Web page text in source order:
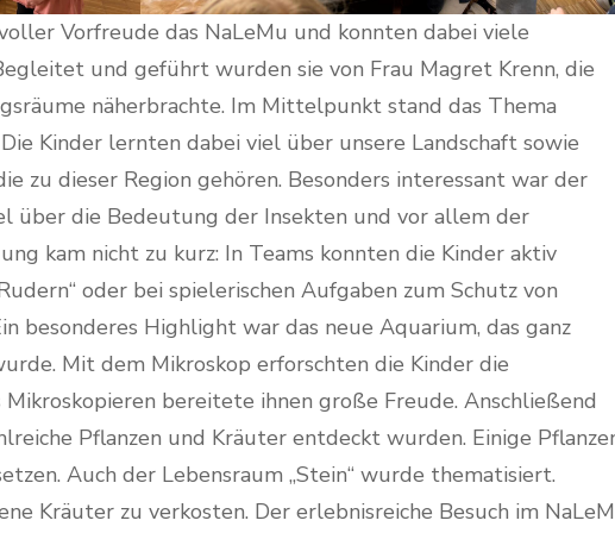
Vorfreude das NaLeMu und konnten dabei viele
und geführt wurden sie von Frau Magret Krenn, die
näherbrachte. Im Mittelpunkt stand das Thema
Kinder lernten dabei viel über unsere Landschaft sowie
zu dieser Region gehören. Besonders interessant war der
über die Bedeutung der Insekten und vor allem der
kam nicht zu kurz: In Teams konnten die Kinder aktiv
oder bei spielerischen Aufgaben zum Schutz von
besonderes Highlight war das neue Aquarium, das ganz
Mit dem Mikroskop erforschten die Kinder die
bereitete ihnen große Freude. Anschließend
Pflanzen und Kräuter entdeckt wurden. Einige
Auch der Lebensraum „Stein“ wurde thematisiert.
Kräuter zu verkosten. Der erlebnisreiche Besuch im